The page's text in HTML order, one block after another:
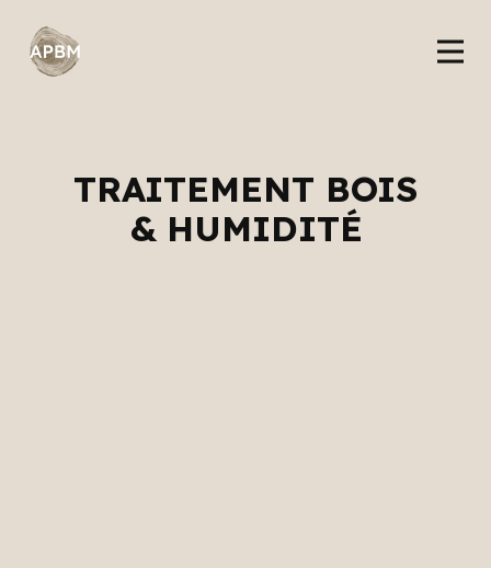
TRAITEMENT BOIS
& HUMIDITÉ